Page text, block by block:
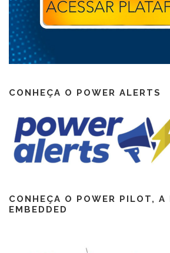
CONHEÇA O POWER ALERTS
CONHEÇA O POWER PILOT, A
EMBEDDED